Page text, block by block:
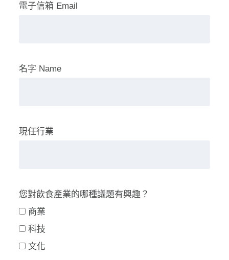
電子信箱 Email
名字 Name
現任行業
您對飲食產業的哪種議題有興趣？
商業
科技
文化